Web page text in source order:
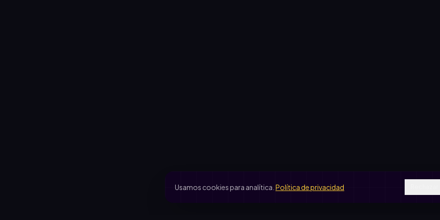
Usamos cookies para analítica. Política de privacidad